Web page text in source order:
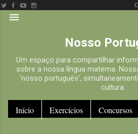
Pular para o conteúdo
Nosso
Um espaço para compartilhar
sobre a nossa língua materna.
'nosso português',
cultura.
Início Exercícios Concursos